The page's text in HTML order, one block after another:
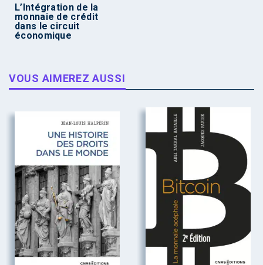
L’Intégration de la
monnaie de crédit
dans le circuit
économique
VOUS AIMEREZ AUSSI